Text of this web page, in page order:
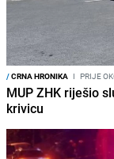
/CRNA HRONIKA I PRIJE
MUP ZHK riješio
krivicu